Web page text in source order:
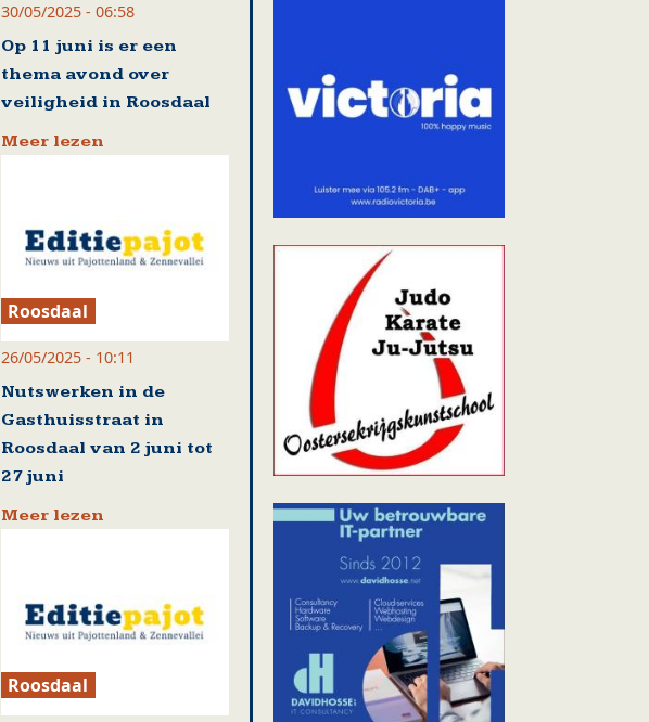
30/05/2025 - 06:58
Op 11 juni is er een
thema avond over
veiligheid in Roosdaal
Meer lezen
Roosdaal
26/05/2025 - 10:11
Nutswerken in de
Gasthuisstraat in
Roosdaal van 2 juni tot
27 juni
Meer lezen
Roosdaal